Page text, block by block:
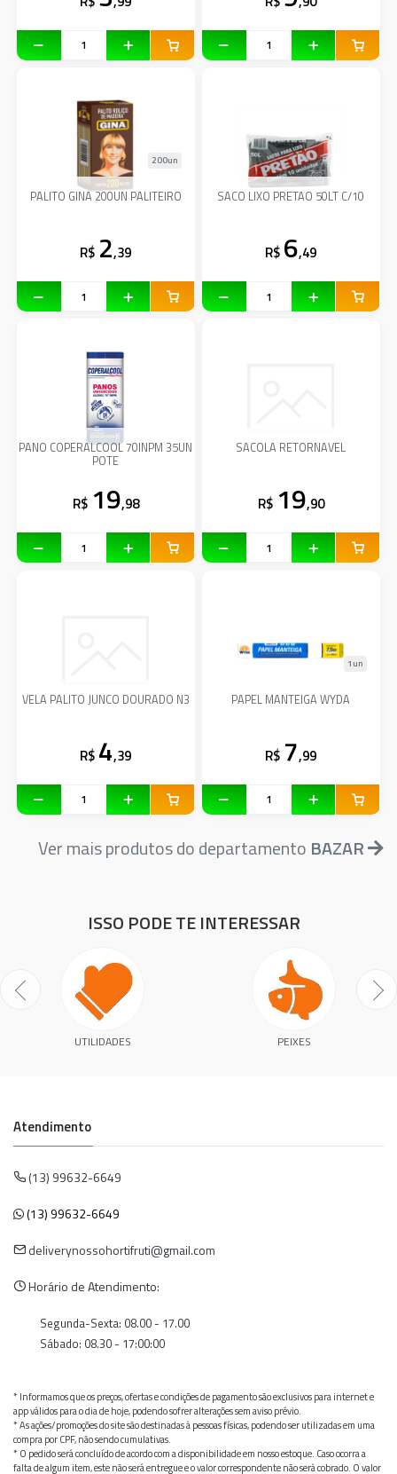
PALITO GINA 200UN PALITEIRO
200un
R$ 2,39
SACO LIXO PRETAO 50LT C/10
R$ 6,49
PANO COPERALCOOL 70INPM 35UN
POTE
R$ 19,98
SACOLA RETORNAVEL
R$ 19,90
VELA PALITO JUNCO DOURADO N3
R$ 4,39
PAPEL MANTEIGA WYDA
1un
R$ 7,99
Ver mais produtos do departamento BAZAR
ISSO PODE TE INTERESSAR
UTILIDADES PEIXES
Atendimento
(13) 99632-6649
(13) 99632-6649
deliverynossohortifruti@gmail.com
Horário de Atendimento:
Segunda-Sexta: 08.00 - 17.00
Sábado: 08.30 - 17:00:00
* Informamos que os preços, ofertas e condições de pagamento são exclusivos para internet e
app válidos para o dia de hoje, podendo sofrer alterações sem aviso prévio.
* As ações/promoções do site são destinadas à pessoas físicas, podendo ser utilizadas em uma
compra por CPF, não sendo cumulativas.
* O pedido será concluído de acordo com a disponibilidade em nosso estoque. Caso ocorra a
falta de algum item, este não será entregue e o valor correspondente não será cobrado. O valor